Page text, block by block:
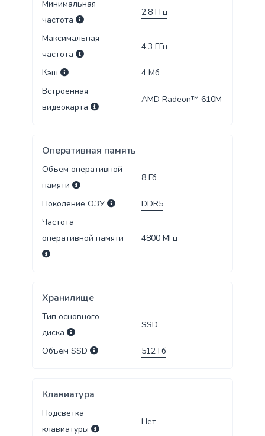
Минимальная
частота
2.8 ГГц
Максимальная
частота
4.3 ГГц
Кэш 4 Мб
Встроенная
видеокарта
AMD Radeon™ 610M
Оперативная память
Объем оперативной
памяти
8 Гб
Поколение ОЗУ
DDR5
Частота
оперативной памяти
4800 МГц
Хранилище
Тип основного
диска
SSD
Объем SSD 512 Гб
Клавиатура
Подсветка
клавиатуры
Нет